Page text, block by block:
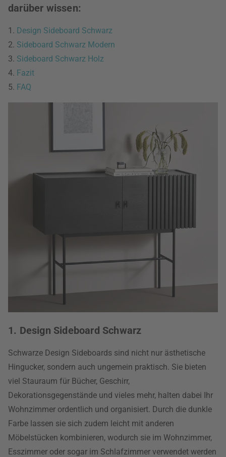
darüber wissen:
1. Design Sideboard Schwarz
2. Sideboard Schwarz Modern
3. Sideboard Schwarz Holz
4. Fazit
5. FAQ
1. Design Sideboard Schwarz
Schwarze Design Sideboards sind nicht nur ästhetische
Hingucker, sondern auch ungemein praktisch. Sie bieten
viel Stauraum für Bücher, Geschirr,
Dekorationsgegenstände und vieles mehr, halten dabei Ihr
Wohnzimmer ordentlich und organisiert. Durch die dunkle
Farbe lassen sie sich zudem leicht mit anderen
Möbelstücken kombinieren, wodurch sie im Wohnzimmer,
Esszimmer oder sogar im Schlafzimmer verwendet werden